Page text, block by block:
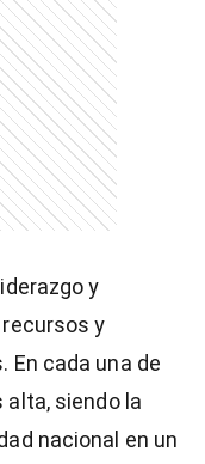
y
y
En cada una de
alta, siendo la
nacional en un